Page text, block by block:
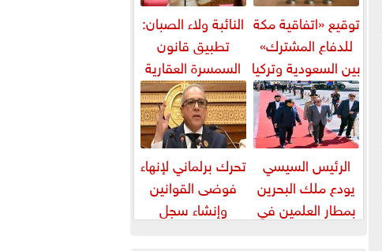
توقيع «اتفاقية مكة
للدفاع المشترك»
بين السعودية وتركيا
وباكستان
النائبة ولاء الصبان:
تطبيق قانون
السمسرة العقارية
ضرورة لضبط
السوق وحماية
حقوق...
الرئيس السيسي
يودع ملك البحرين
بمطار العلمين في
تحرك برلماني لإنهاء
فوضى القوانين
وإنشاء سجل